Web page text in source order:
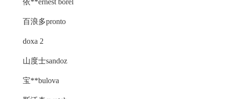
依**ernest borel
百浪多pronto
doxa 2
山度士sandoz
宝**bulova